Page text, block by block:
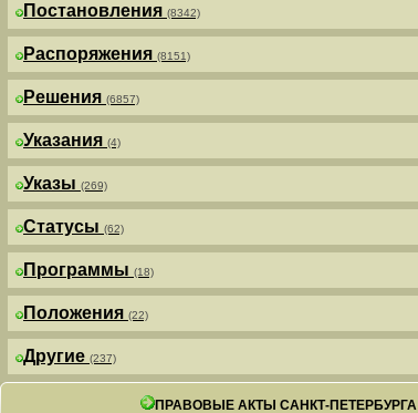
Постановления (8342)
Распоряжения (8151)
Решения (6857)
Указания (4)
Указы (269)
Статусы (62)
Программы (18)
Положения (22)
Другие (237)
ПРАВОВЫЕ АКТЫ САНКТ-ПЕТЕРБУРГА